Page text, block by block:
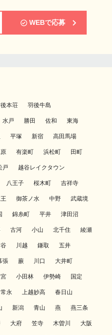
WEBで応募
本荘 羽後牛島
水戸 勝田 佐和 東海
平塚 新宿 高田馬場
有楽町 浜松町 田町
戸 越谷レイクタウン
八王子 桜木町 吉祥寺
御茶ノ水 中野 武蔵境
錦糸町 平井 津田沼
古河 小山 北千住 綾瀬
川越 鎌取 五井
張 蕨 川口 大井町
小田林 伊勢崎 国定
常永 上越妙高 春日山
新潟 青山 燕 燕三条
大府 笠寺 木曽川 大阪